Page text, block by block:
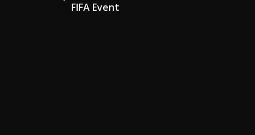
FIFA Event